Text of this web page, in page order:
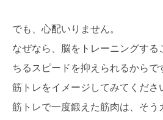
でも、心配いりません。
なぜなら、脳をトレーニングする
ちるスピードを抑えられるからで
筋トレをイメージしてみてくださ
筋トレで一度鍛えた筋肉は、そう